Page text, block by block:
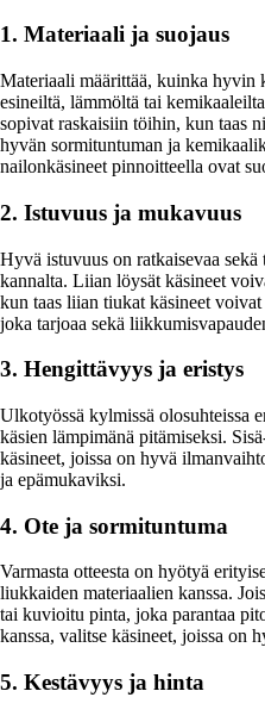
1. Materiaali ja suojaus
Materiaali määrittää, kuinka hyvin
esineiltä, lämmöltä tai
sopivat raskaisiin töihin, kun taas
hyvän sormituntuman ja
nailonkäsineet pinnoitteella ovat
2. Istuvuus ja mukavuus
Hyvä istuvuus on ratkaisevaa
kannalta. Liian löysät käsineet
kun taas liian tiukat käsineet
joka tarjoaa sekä
3. Hengittävyys ja eristys
Ulkotyössä kylmissä olosuhteissa
käsien lämpimänä pitämiseksi.
käsineet, joissa on hyvä
ja epämukaviksi.
4. Ote ja sormituntuma
Varmasta otteesta on hyötyä
liukkaiden materiaalien kanssa.
tai kuvioitu pinta, joka parantaa
kanssa, valitse käsineet, joissa on
5. Kestävyys ja hinta